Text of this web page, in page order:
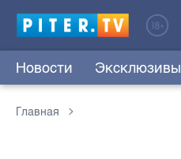
Новости Эксклюзивы
Главная